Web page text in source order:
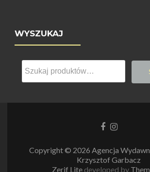
WYSZUKAJ
Szukaj:
LinkLink
Copyright © 2026 Agencja
Krzysztof Garbacz
Zerif Lite developed by